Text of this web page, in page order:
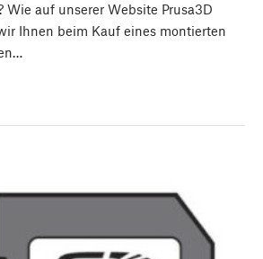
Wie auf unserer Website Prusa3D
Ihnen beim Kauf eines montierten